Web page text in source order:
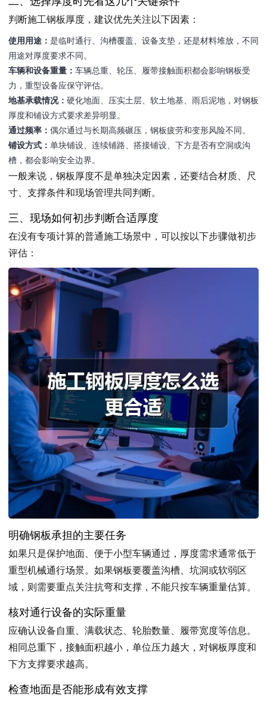
判断施工钢板厚度，建议优先关注以下因素：
使用用途： 是临时通行、沟槽覆盖、设备支垫，还是材料堆放，不同
用途对厚度要求不同。
车辆和设备重量： 车辆总重、轮压、履带接触面积都会影响钢板受
力，重型设备应保守评估。
地基承载情况： 硬化地面、压实土层、软土地基、雨后泥地，对钢板
厚度和铺设方式要求差异明显。
通过频率： 偶尔通过与长期高频碾压，钢板疲劳和变形风险不同。
铺设方式： 单块铺设、连续铺路、搭接铺设、下方是否有空洞或沟
槽，都会影响安全边界。
一般来说，钢板厚度不是单独决定因素，还要结合材质、尺
寸、支撑条件和现场管理共同判断。
三、现场如何初步判断合适厚度
在没有专项计算的普通施工场景中，可以按以下步骤做初步
评估：
明确钢板承担的主要任务
如果只是保护地面、便于小型车辆通过，厚度需求通常低于
重型机械通行场景。如果钢板要覆盖沟槽、坑洞或软弱区
域，则需要重点关注抗弯和支撑，不能只按车辆重量估算。
核对通行设备的实际重量
应确认设备自重、满载状态、轮胎数量、履带宽度等信息。
相同总重下，接触面积越小，单位压力越大，对钢板厚度和
下方支撑要求越高。
检查地面是否能形成有效支撑